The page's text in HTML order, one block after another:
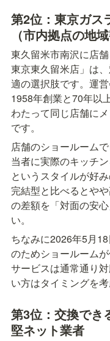
第2位：東京ガス
（市内拠点の地
東久留米市南沢に店
東京東久留米店」は
適の選択肢です。運
1958年創業と70年以
わたって同じ店舗に
です。
店舗のショールーム
当者に実際のキッチ
というスタイルが好
完結型と比べるとや
の差額を「対面の安
い。
ちなみに2026年5月
のためショールーム
サービスは通常通り
い方はタイミングを
第3位：交換でき
堅ネット業者